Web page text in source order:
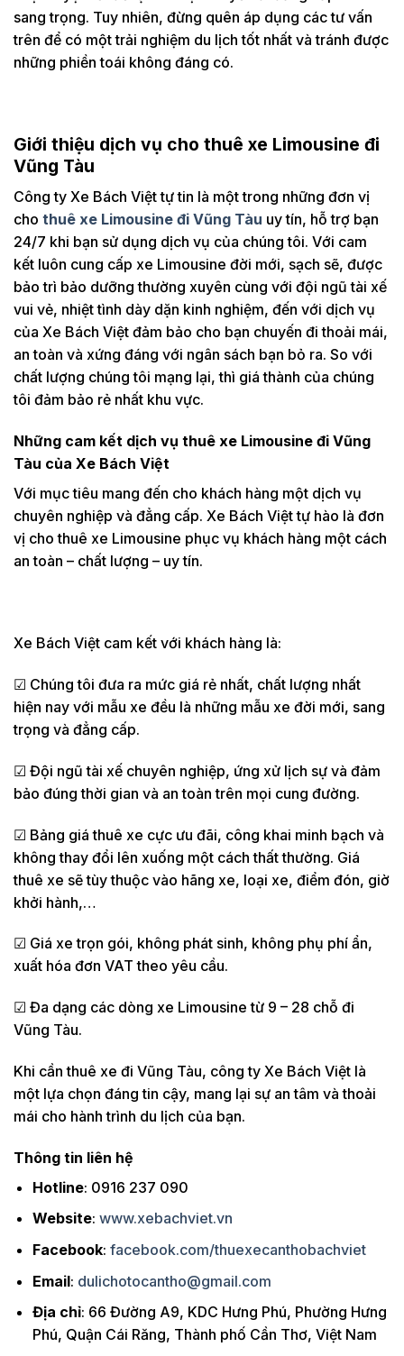
sang trọng. Tuy nhiên, đừng quên áp dụng các tư vấn
trên để có một trải nghiệm du lịch tốt nhất và tránh được
những phiền toái không đáng có.
Giới thiệu dịch vụ cho thuê xe Limousine đi
Vũng Tàu
Công ty Xe Bách Việt tự tin là một trong những đơn vị
cho thuê xe Limousine đi Vũng Tàu uy tín, hỗ trợ bạn
24/7 khi bạn sử dụng dịch vụ của chúng tôi. Với cam
kết luôn cung cấp xe Limousine đời mới, sạch sẽ, được
bảo trì bảo dưỡng thường xuyên cùng với đội ngũ tài xế
vui vẻ, nhiệt tình dày dặn kinh nghiệm, đến với dịch vụ
của Xe Bách Việt đảm bảo cho bạn chuyến đi thoải mái,
an toàn và xứng đáng với ngân sách bạn bỏ ra. So với
chất lượng chúng tôi mạng lại, thì giá thành của chúng
tôi đảm bảo rẻ nhất khu vực.
Những cam kết dịch vụ thuê xe Limousine đi Vũng
Tàu của Xe Bách Việt
Với mục tiêu mang đến cho khách hàng một dịch vụ
chuyên nghiệp và đẳng cấp. Xe Bách Việt tự hào là đơn
vị cho thuê xe Limousine phục vụ khách hàng một cách
an toàn – chất lượng – uy tín.
Xe Bách Việt cam kết với khách hàng là:
☑ Chúng tôi đưa ra mức giá rẻ nhất, chất lượng nhất
hiện nay với mẫu xe đều là những mẫu xe đời mới, sang
trọng và đẳng cấp.
☑ Đội ngũ tài xế chuyên nghiệp, ứng xử lịch sự và đảm
bảo đúng thời gian và an toàn trên mọi cung đường.
☑ Bảng giá thuê xe cực ưu đãi, công khai minh bạch và
không thay đổi lên xuống một cách thất thường. Giá
thuê xe sẽ tùy thuộc vào hãng xe, loại xe, điểm đón, giờ
khởi hành,…
☑ Giá xe trọn gói, không phát sinh, không phụ phí ẩn,
xuất hóa đơn VAT theo yêu cầu.
☑ Đa dạng các dòng xe Limousine từ 9 – 28 chỗ đi
Vũng Tàu.
Khi cần thuê xe đi Vũng Tàu, công ty Xe Bách Việt là
một lựa chọn đáng tin cậy, mang lại sự an tâm và thoải
mái cho hành trình du lịch của bạn.
Thông tin liên hệ
Hotline: 0916 237 090
Website: www.xebachviet.vn
Facebook: facebook.com/thuexecanthobachviet
Email: dulichotocantho@gmail.com
Địa chỉ: 66 Đường A9, KDC Hưng Phú, Phường Hưng
Phú, Quận Cái Răng, Thành phố Cần Thơ, Việt Nam